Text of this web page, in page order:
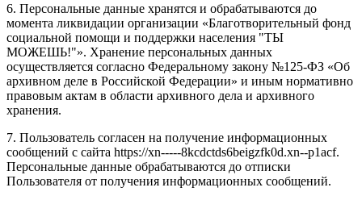
6. Персональные данные хранятся и обрабатываются до
момента ликвидации организации «Благотворительный фонд
социальной помощи и поддержки населения "ТЫ
МОЖЕШЬ!"». Хранение персональных данных
осуществляется согласно Федеральному закону №125-ФЗ «Об
архивном деле в Российской Федерации» и иным нормативно
правовым актам в области архивного дела и архивного
хранения.
7. Пользователь согласен на получение информационных
сообщений с сайта https://xn-----8kcdctds6beigzfk0d.xn--p1acf.
Персональные данные обрабатываются до отписки
Пользователя от получения информационных сообщений.